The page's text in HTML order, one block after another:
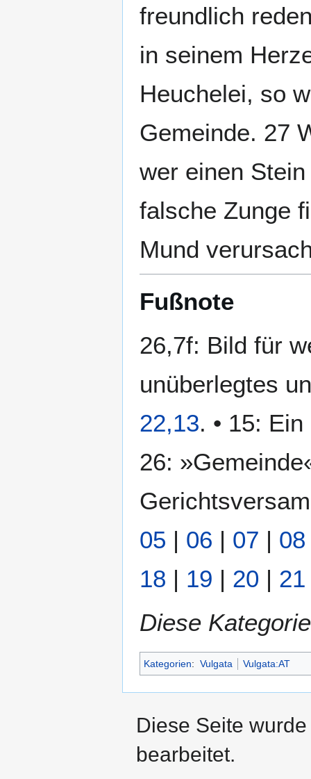
freundlich
in seinem
Heuchelei, so
Gemeinde. 27
wer einen
falsche Zunge
Mund
Fußnote
26,7f: Bild für
unüberlegtes
22,13. • 15:
26:
05 | 06 | 07 | 08
18 | 19 | 20 | 21
Diese
Kategorien: Vulgata Vulgata:AT
Diese Seite
bearbeitet.